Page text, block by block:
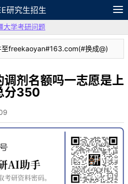
研究生招生
APP 笔记
大学考研问题
至freekaoyan#163.com(#换成@)
剂名额吗一志愿是上
分350